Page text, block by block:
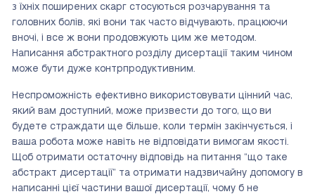
з їхніх поширених скарг стосуються розчарування та
головних болів, які вони так часто відчувають, працюючи
вночі, і все ж вони продовжують цим же методом.
Написання абстрактного розділу дисертації таким чином
може бути дуже контрпродуктивним.
Неспроможність ефективно використовувати цінний час,
який вам доступний, може призвести до того, що ви
будете страждати ще більше, коли термін закінчується, і
ваша робота може навіть не відповідати вимогам якості.
Щоб отримати остаточну відповідь на питання “що таке
абстракт дисертації” та отримати надзвичайну допомогу в
написанні цієї частини вашої дисертації, чому б не